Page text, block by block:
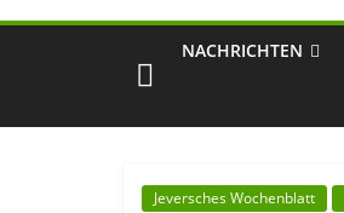
NACHRICHTEN
Jeversches Wochenblatt